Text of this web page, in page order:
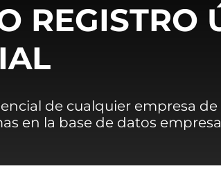
REGISTRO
de cualquier empresa
en la base de datos